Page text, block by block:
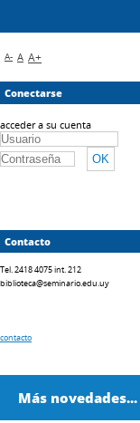
A- A A+
Conectarse
acceder a su cuenta
Contacto
Tel. 2418 4075 int. 212
biblioteca@seminario.edu.uy
contacto
Más novedades...